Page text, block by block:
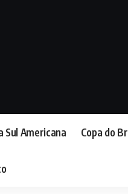
Sul Americana Copa do